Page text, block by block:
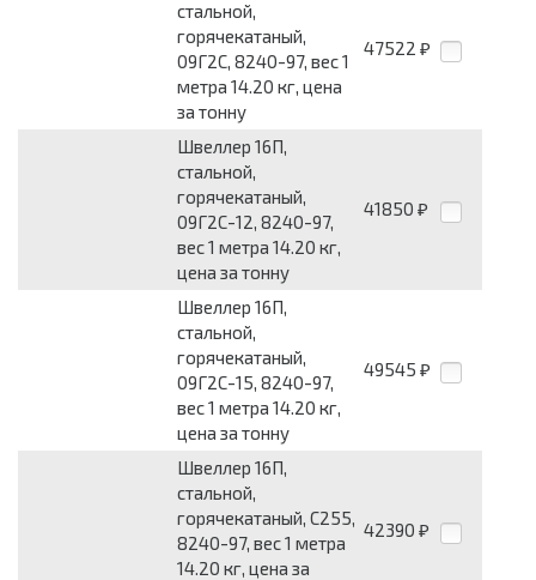
стальной,
горячекатаный,
09Г2С, 8240-97, вес 1
метра 14.20 кг, цена
за тонну
47522 ₽
Швеллер 16П,
стальной,
горячекатаный,
09Г2С-12, 8240-97,
вес 1 метра 14.20 кг,
цена за тонну
41850 ₽
Швеллер 16П,
стальной,
горячекатаный,
09Г2С-15, 8240-97,
вес 1 метра 14.20 кг,
цена за тонну
49545 ₽
Швеллер 16П,
стальной,
горячекатаный, С255,
8240-97, вес 1 метра
14.20 кг, цена за
42390 ₽